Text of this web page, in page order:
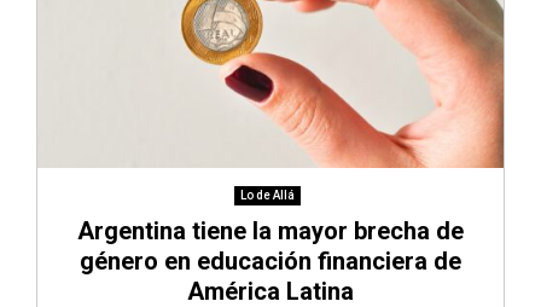
Lo de Allá
Argentina tiene la mayor brecha de
género en educación financiera de
América Latina